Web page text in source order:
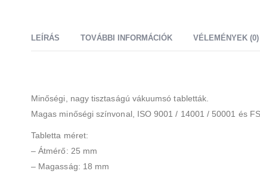
LEÍRÁS TOVÁBBI INFORMÁCIÓK VÉLEMÉNYEK (0)
Minőségi, nagy tisztaságú vákuumsó tabletták.
Magas minőségi színvonal, ISO 9001 / 14001 / 50001 és
Tabletta méret:
– Átmérő: 25 mm
– Magasság: 18 mm